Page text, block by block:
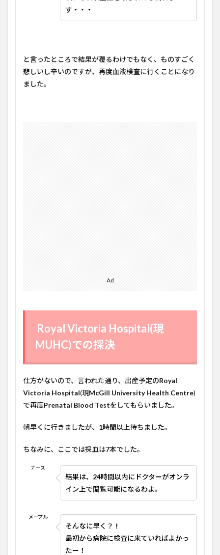
す・・・
と言ったところで結果が覆るわけでもなく、ものすごく
悲しいし辛いのですが、再度血液検査に行くことになり
ました。
Ad
Royal Victoria Hospital(現
MUHC)での採決
仕方がないので、言われた通り、出産予定のRoyal
Victoria Hospital(現McGill University Health Centre)
で再度Prenatal Blood Testをしてもらいました。
朝早くに行きましたが、 1時間以上待ちました。
ちなみに、ここでは採血は7本でした。
ナース
結果は、 24時間以内にドクターがオンラ
イン上で閲覧可能になるわよ。
メープル
そんなに早く？！
最初から病院に検査に来ていればよかっ
たー！